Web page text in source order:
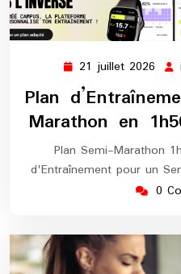
21 juillet 2026 21
2026
Plan
Marathon en
Plan Semi-Marathon
d'Entraînement pour un
0